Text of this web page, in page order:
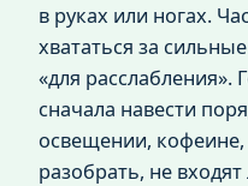
в руках или ногах.
хвататься за
«для расслабления».
сначала навести
освещении, кофеине,
разобрать, не